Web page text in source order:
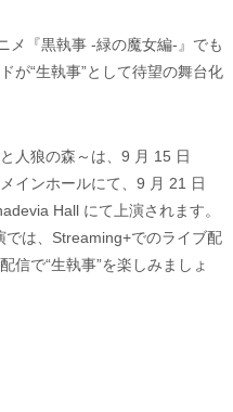
メ『黒執事 -緑の魔女編-』でも
が“生執事”として待望の舞台化
人狼の森～は、9 月 15 日
インホールにて、9 月 21 日
Hall にて上演されます。
は、Streaming+でのライブ配
信で“生執事”を楽しみましょ